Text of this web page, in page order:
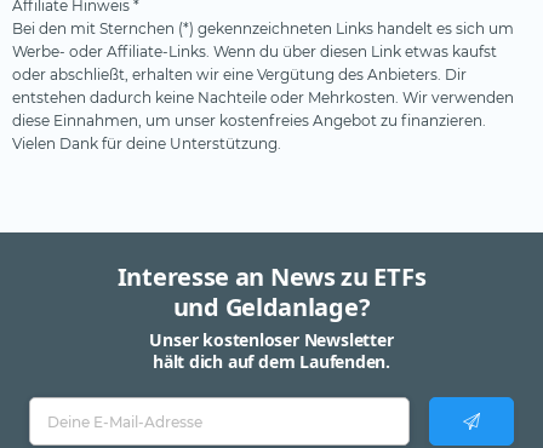
Affiliate Hinweis *
Bei den mit Sternchen (*) gekennzeichneten Links handelt es sich um
Werbe- oder Affiliate-Links. Wenn du über diesen Link etwas kaufst
oder abschließt, erhalten wir eine Vergütung des Anbieters. Dir
entstehen dadurch keine Nachteile oder Mehrkosten. Wir verwenden
diese Einnahmen, um unser kostenfreies Angebot zu finanzieren.
Vielen Dank für deine Unterstützung.
Interesse an News zu ETFs
und Geldanlage?
Unser kostenloser Newsletter
hält dich auf dem Laufenden.